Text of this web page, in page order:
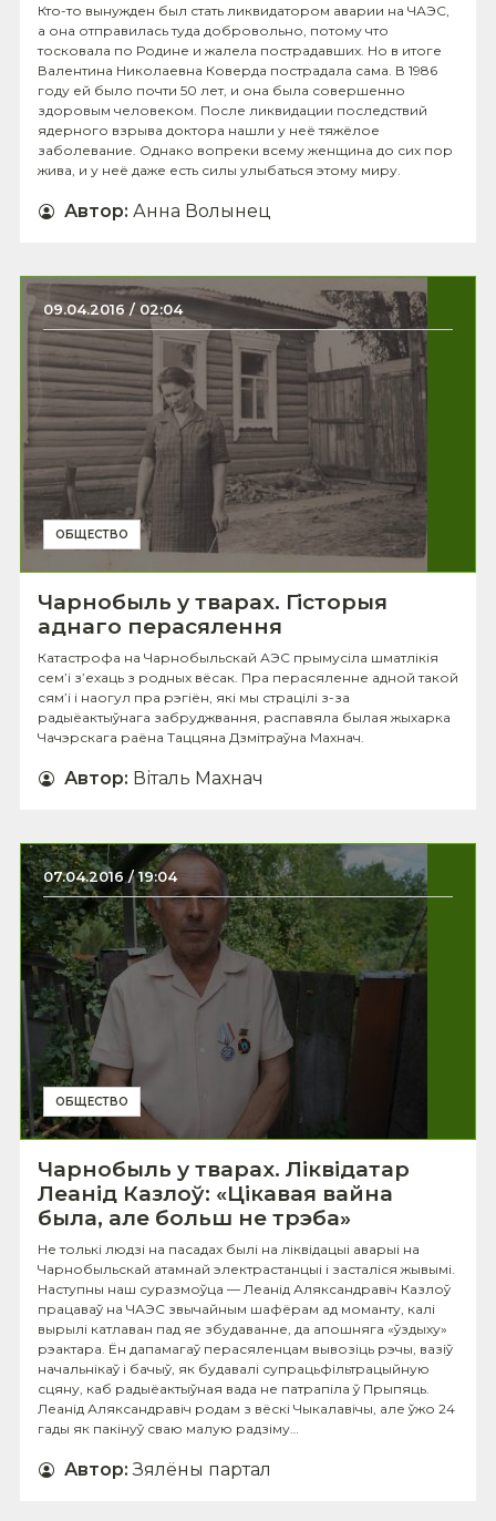
Кто-то вынужден был стать ликвидатором аварии на ЧАЭС,
а она отправилась туда добровольно, потому что
тосковала по Родине и жалела пострадавших. Но в итоге
Валентина Николаевна Коверда пострадала сама. В 1986
году ей было почти 50 лет, и она была совершенно
здоровым человеком. После ликвидации последствий
ядерного взрыва доктора нашли у неё тяжёлое
заболевание. Однако вопреки всему женщина до сих пор
жива, и у неё даже есть силы улыбаться этому миру.
Автор: Анна Волынец
09.04.2016 / 02:04
ОБЩЕСТВО
Чарнобыль у тварах. Гісторыя
аднаго перасялення
Катастрофа на Чарнобыльскай АЭС прымусіла шматлікія
сем’і з’ехаць з родных вёсак. Пра перасяленне адной такой
сям’і і наогул пра рэгіён, які мы страцілі з-за
радыёактыўнага забруджвання, распавяла былая жыхарка
Чачэрскага раёна Таццяна Дзмітраўна Махнач.
Автор: Віталь Махнач
07.04.2016 / 19:04
ОБЩЕСТВО
Чарнобыль у тварах. Ліквідатар
Леанід Казлоў: «Цікавая вайна
была, але больш не трэба»
Не толькі людзі на пасадах былі на ліквідацыі аварыі на
Чарнобыльскай атамнай электрастанцыі і засталіся жывымі.
Наступны наш суразмоўца — Леанід Аляксандравіч Казлоў
працаваў на ЧАЭС звычайным шафёрам ад моманту, калі
вырылі катлаван пад яе збудаванне, да апошняга «ўздыху»
рэактара. Ён дапамагаў перасяленцам вывозіць рэчы, вазіў
начальнікаў і бачыў, як будавалі супрацьфільтрацыйную
сцяну, каб радыёактыўная вада не патрапіла ў Прыпяць.
Леанід Аляксандравіч родам з вёскі Чыкалавічы, але ўжо 24
гады як пакінуў сваю малую радзіму…
Автор: Зялёны партал